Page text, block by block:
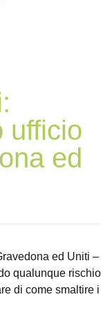
ufficio
ed
ed Uniti –
qualunque rischio
di come smaltire i